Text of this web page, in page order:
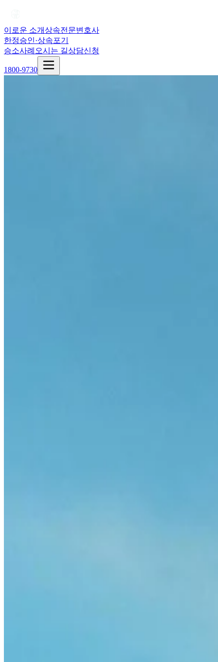
이로운 소개상속전문변호사
한정승인·상속포기
승소사례 오시는 길상담신청
1800-9730